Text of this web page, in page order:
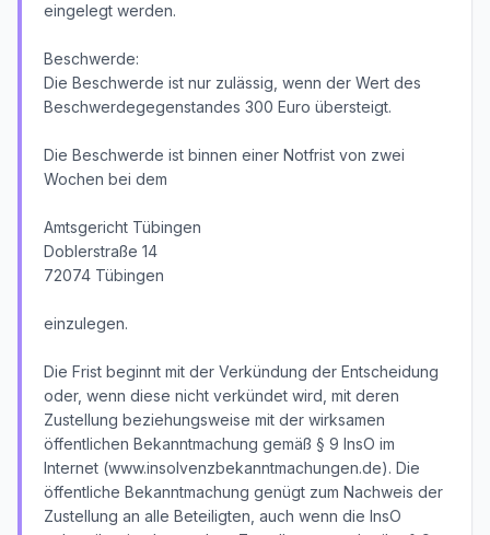
eingelegt werden.
Beschwerde:
Die Beschwerde ist nur zulässig, wenn der Wert des
Beschwerdegegenstandes 300 Euro übersteigt.
Die Beschwerde ist binnen einer Notfrist von zwei
Wochen bei dem
Amtsgericht Tübingen
Doblerstraße 14
72074 Tübingen
einzulegen.
Die Frist beginnt mit der Verkündung der Entscheidung
oder, wenn diese nicht verkündet wird, mit deren
Zustellung beziehungsweise mit der wirksamen
öffentlichen Bekanntmachung gemäß § 9 InsO im
Internet (www.insolvenzbekanntmachungen.de). Die
öffentliche Bekanntmachung genügt zum Nachweis der
Zustellung an alle Beteiligten, auch wenn die InsO